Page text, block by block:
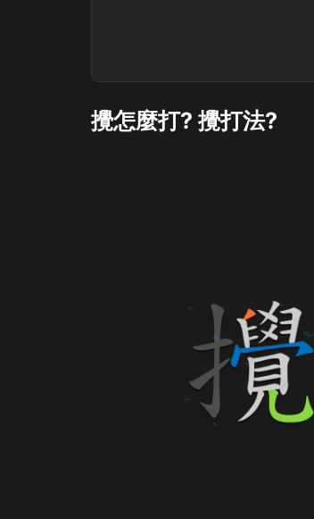
攪怎麼打? 攪打法?